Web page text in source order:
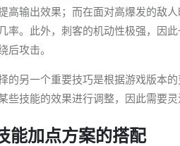
高输出效果；而在面对高爆发的敌
率。此外，刺客的机动性极强，因
后攻击。
的另一个重要技巧是根据游戏版本
些技能的效果进行调整，因此需要
能加点方案的搭配